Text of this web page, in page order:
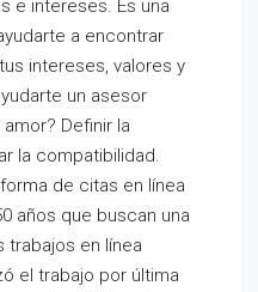
e intereses. Es una
a encontrar
intereses, valores y
un asesor
Definir la
la compatibilidad.
de citas en línea
años que buscan una
trabajos en línea
el trabajo por última